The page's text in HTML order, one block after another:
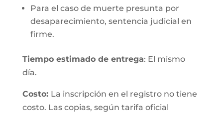
Para el caso de muerte presunta por
desaparecimiento, sentencia judicial en
firme.
Tiempo estimado de entrega: El mismo
día.
Costo: La inscripción en el registro no tiene
costo. Las copias, según tarifa oficial